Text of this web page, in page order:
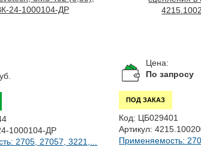
1000104-ДР
2705, 27057, 3221,...
Цена:
По запросу
ПОД ЗАКАЗ
Код: ЦБ029401
Артикул:
Применяемость: